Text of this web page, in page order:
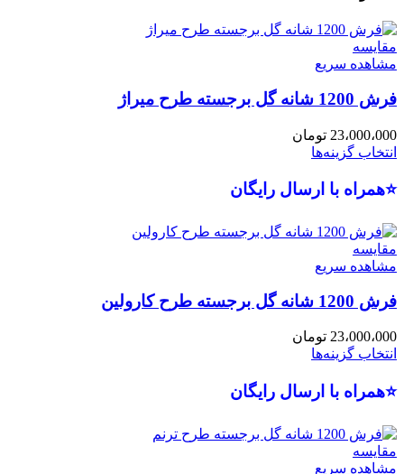
مقایسه
مشاهده سریع
فرش 1200 شانه گل برجسته طرح میراژ
23،000،000 تومان
انتخاب گزینه‌ها
⭐همراه با ارسال رایگان
مقایسه
مشاهده سریع
فرش 1200 شانه گل برجسته طرح کارولین
23،000،000 تومان
انتخاب گزینه‌ها
⭐همراه با ارسال رایگان
مقایسه
مشاهده سریع